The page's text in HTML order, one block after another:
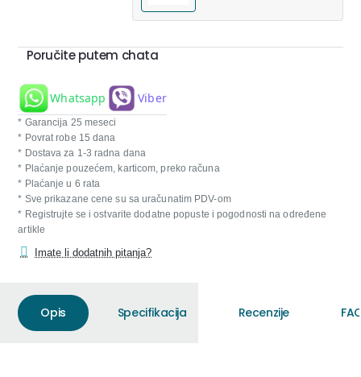
Poručite putem chata
Whatsapp Viber
* Garancija 25 meseci
* Povrat robe 15 dana
* Dostava za 1-3 radna dana
* Plaćanje pouzećem, karticom, preko računa
* Plaćanje u 6 rata
* Sve prikazane cene su sa uračunatim PDV-om
* Registrujte se i ostvarite dodatne popuste i pogodnosti na određene
artikle
Imate li dodatnih pitanja?
Opis Specifikacija Recenzije